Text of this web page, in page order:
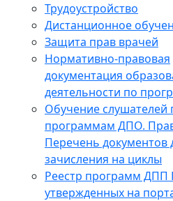
Трудоустройство
Дистанционное
Защита прав врачей
Нормативно-правовая
документация
деятельности по
Обучение слушателей
программам ДПО.
Перечень документов
зачисления на циклы
Реестр программ
утвержденных на